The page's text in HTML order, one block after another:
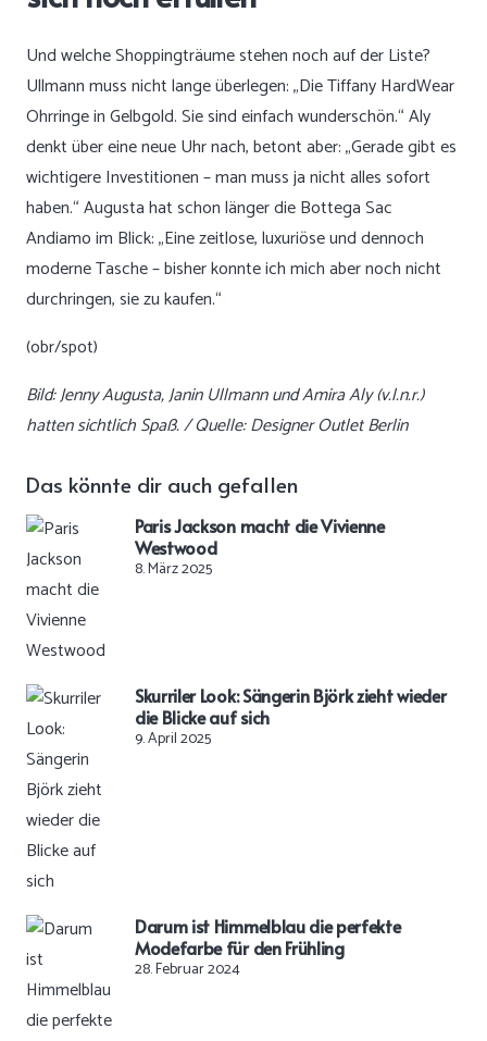
Und welche Shoppingträume stehen noch auf der Liste?
Ullmann muss nicht lange überlegen: „Die Tiffany HardWear
Ohrringe in Gelbgold. Sie sind einfach wunderschön.“ Aly
denkt über eine neue Uhr nach, betont aber: „Gerade gibt es
wichtigere Investitionen – man muss ja nicht alles sofort
haben.“ Augusta hat schon länger die Bottega Sac
Andiamo im Blick: „Eine zeitlose, luxuriöse und dennoch
moderne Tasche – bisher konnte ich mich aber noch nicht
durchringen, sie zu kaufen.“
(obr/spot)
Bild: Jenny Augusta, Janin Ullmann und Amira Aly (v.l.n.r.)
hatten sichtlich Spaß. / Quelle: Designer Outlet Berlin
Das könnte dir auch gefallen
Paris Jackson macht die Vivienne
Westwood
8. März 2025
Skurriler Look: Sängerin Björk zieht wieder
die Blicke auf sich
9. April 2025
Darum ist Himmelblau die perfekte
Modefarbe für den Frühling
28. Februar 2024